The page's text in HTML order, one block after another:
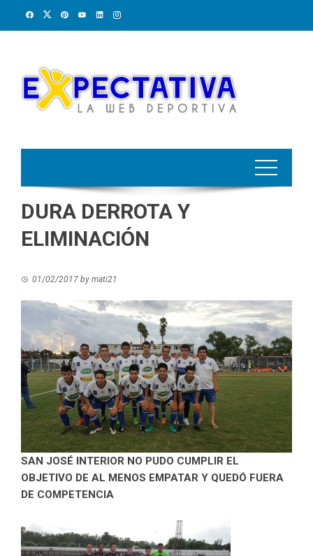
DURA DERROTA Y
ELIMINACIÓN
01/02/2017 by mati21
SAN JOSÉ INTERIOR NO PUDO CUMPLIR EL
OBJETIVO DE AL MENOS EMPATAR Y QUEDÓ FUERA
DE COMPETENCIA